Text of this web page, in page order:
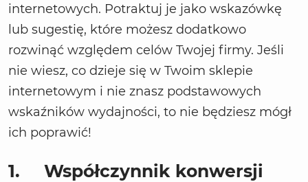
internetowych. Potraktuj je jako wskazówkę
lub sugestię, które możesz dodatkowo
rozwinąć względem celów Twojej firmy. Jeśli
nie wiesz, co dzieje się w Twoim sklepie
internetowym i nie znasz podstawowych
wskaźników wydajności, to nie będziesz mógł
ich poprawić!
1.
Współczynnik konwersji